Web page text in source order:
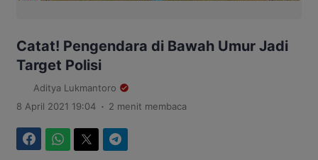
Catat! Pengendara di Bawah Umur Jadi
Target Polisi
Aditya Lukmantoro
8 April 2021 19:04 . 2 menit membaca